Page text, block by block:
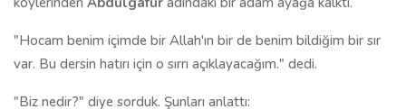
"Hocam benim içimde bir Allah'ın bir de benim bildiğim bir sır
var. Bu dersin hatırı için o sırrı açıklayacağım." dedi.
"Biz nedir?" diye sorduk. Şunları anlattı: